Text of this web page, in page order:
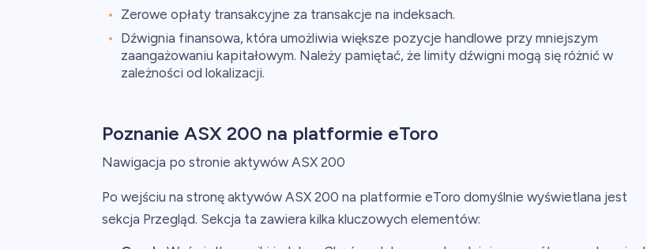
Zerowe opłaty transakcyjne za transakcje na indeksach.
Dźwignia finansowa, która umożliwia większe pozycje handlowe przy mniejszym
zaangażowaniu kapitałowym. Należy pamiętać, że limity dźwigni mogą się różnić w
zależności od lokalizacji.
Poznanie ASX 200 na platformie eToro
Nawigacja po stronie aktywów ASX 200
Po wejściu na stronę aktywów ASX 200 na platformie eToro domyślnie wyświetlana jest
sekcja Przegląd. Sekcja ta zawiera kilka kluczowych elementów: